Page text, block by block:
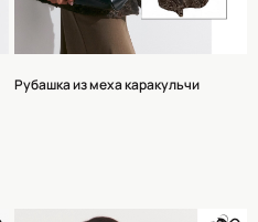
Рубашка из меха каракульчи